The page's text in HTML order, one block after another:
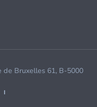
de Bruxelles 61, B-5000